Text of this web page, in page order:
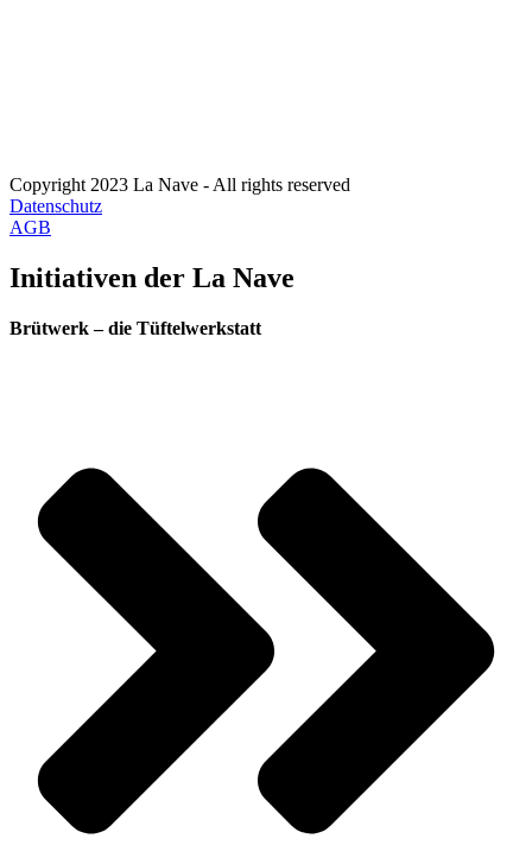
Copyright 2023 La Nave - All rights reserved
Datenschutz
AGB
Initiativen der La Nave
Brütwerk – die Tüftelwerkstatt